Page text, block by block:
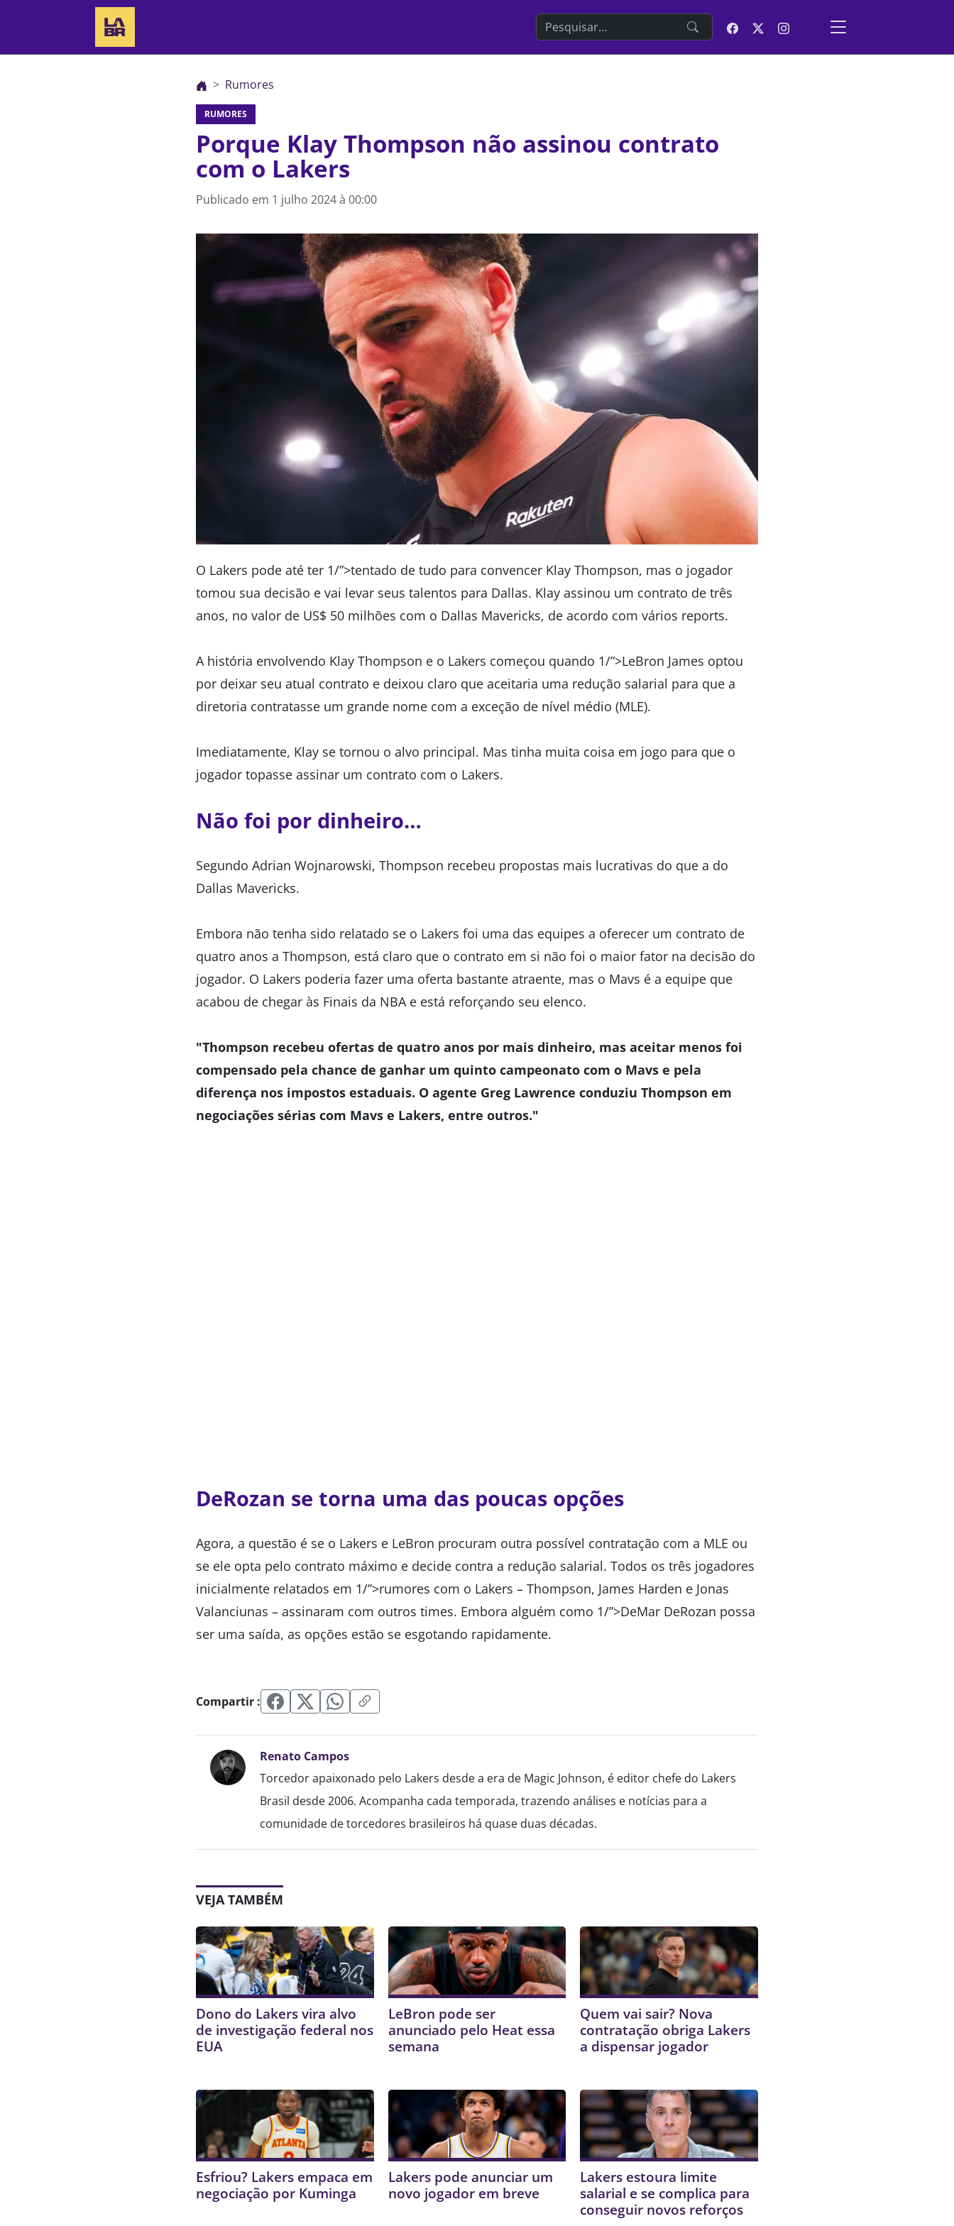
Search the website
Rumores
RUMORES
Porque Klay Thompson não assinou contrato
com o Lakers
Publicado em 1 julho 2024 à 00:00
O Lakers pode até ter 1/”>tentado de tudo para convencer Klay Thompson, mas o jogador
tomou sua decisão e vai levar seus talentos para Dallas. Klay assinou um contrato de três
anos, no valor de US$ 50 milhões com o Dallas Mavericks, de acordo com vários reports.
A história envolvendo Klay Thompson e o Lakers começou quando 1/”>LeBron James optou
por deixar seu atual contrato e deixou claro que aceitaria uma redução salarial para que a
diretoria contratasse um grande nome com a exceção de nível médio (MLE).
Imediatamente, Klay se tornou o alvo principal. Mas tinha muita coisa em jogo para que o
jogador topasse assinar um contrato com o Lakers.
Não foi por dinheiro…
Segundo Adrian Wojnarowski, Thompson recebeu propostas mais lucrativas do que a do
Dallas Mavericks.
Embora não tenha sido relatado se o Lakers foi uma das equipes a oferecer um contrato de
quatro anos a Thompson, está claro que o contrato em si não foi o maior fator na decisão do
jogador. O Lakers poderia fazer uma oferta bastante atraente, mas o Mavs é a equipe que
acabou de chegar às Finais da NBA e está reforçando seu elenco.
"Thompson recebeu ofertas de quatro anos por mais dinheiro, mas aceitar menos foi
compensado pela chance de ganhar um quinto campeonato com o Mavs e pela
diferença nos impostos estaduais. O agente Greg Lawrence conduziu Thompson em
negociações sérias com Mavs e Lakers, entre outros."
DeRozan se torna uma das poucas opções
Agora, a questão é se o Lakers e LeBron procuram outra possível contratação com a MLE ou
se ele opta pelo contrato máximo e decide contra a redução salarial. Todos os três jogadores
inicialmente relatados em 1/”>rumores com o Lakers – Thompson, James Harden e Jonas
Valanciunas – assinaram com outros times. Embora alguém como 1/”>DeMar DeRozan possa
ser uma saída, as opções estão se esgotando rapidamente.
Compartir :
Renato Campos
Torcedor apaixonado pelo Lakers desde a era de Magic Johnson, é editor chefe do Lakers
Brasil desde 2006. Acompanha cada temporada, trazendo análises e notícias para a
comunidade de torcedores brasileiros há quase duas décadas.
VEJA TAMBÉM
Dono do Lakers vira alvo
de investigação federal nos
EUA
LeBron pode ser
anunciado pelo Heat essa
semana
Quem vai sair? Nova
contratação obriga Lakers
a dispensar jogador
Esfriou? Lakers empaca em
negociação por Kuminga
Lakers pode anunciar um
novo jogador em breve
Lakers estoura limite
salarial e se complica para
conseguir novos reforços